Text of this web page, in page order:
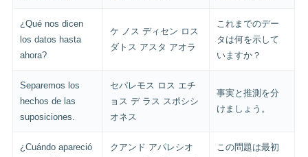
¿Qué nos dicen
los datos hasta
ahora?
ケ ノス ディセン ロス
ダトス アスタ アオラ
これまでのデー
タは何を示して
いますか？
Separemos los
hechos de las
suposiciones.
セパレモス ロス エチ
ョス デ ラス スポシシ
オネス
事実と推測を分
けましょう。
¿Cuándo apareció
クアンド アパレシオ
この問題は最初